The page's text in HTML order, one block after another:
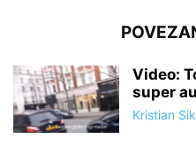
Video:
super
Kristian